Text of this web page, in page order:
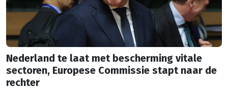
Nederland te laat met bescherming vitale
sectoren, Europese Commissie stapt naar de
rechter